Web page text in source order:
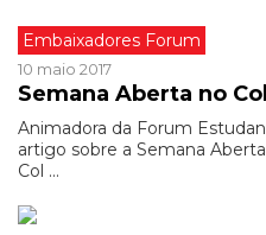
Embaixadores Forum
10 maio 2017
Semana Aberta no
Animadora da Forum
artigo sobre a Semana
Col ...